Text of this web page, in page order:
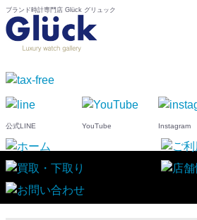
ブランド時計専門店 Glück グリュック
公式LINE YouTube Instagram